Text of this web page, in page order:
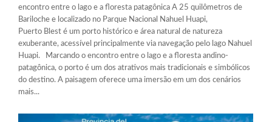
encontro entre o lago e a floresta patagônica A 25 quilômetros de
Bariloche e localizado no Parque Nacional Nahuel Huapi,
Puerto Blest é um porto histórico e área natural de natureza
exuberante, acessível principalmente via navegação pelo lago Nahuel
Huapi. Marcando o encontro entre o lago e a floresta andino-
patagônica, o porto é um dos atrativos mais tradicionais e simbólicos
do destino. A paisagem oferece uma imersão em um dos cenários
mais...